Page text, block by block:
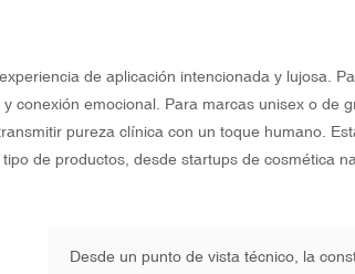
de aplicación intencionada y lujosa.
conexión emocional. Para marcas unisex o de
pureza clínica con un toque humano.
de productos, desde startups de cosmética
Desde un punto de vista técnico, la